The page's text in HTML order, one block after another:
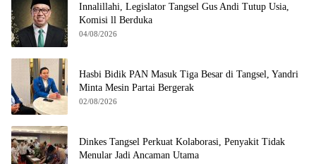
Innalillahi, Legislator Tangsel Gus Andi Tutup Usia,
Komisi ll Berduka
04/08/2026
Hasbi Bidik PAN Masuk Tiga Besar di Tangsel, Yandri
Minta Mesin Partai Bergerak
02/08/2026
Dinkes Tangsel Perkuat Kolaborasi, Penyakit Tidak
Menular Jadi Ancaman Utama